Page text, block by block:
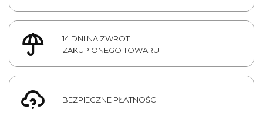
14 DNI NA ZWROT
ZAKUPIONEGO TOWARU
BEZPIECZNE PŁATNOŚCI